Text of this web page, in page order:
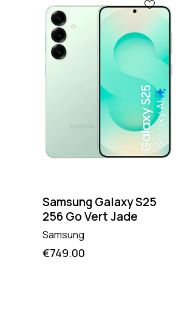
Samsung Galaxy S25
256 Go Vert Jade
Samsung
€749.00